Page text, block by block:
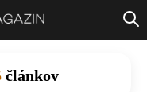
článkov